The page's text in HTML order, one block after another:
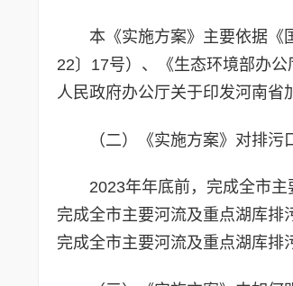
本《实施方案》主要依据《
22〕17号）、《生态环境部办
人民政府办公厅关于印发河南省
（二）《实施方案》对排
2023年年底前，完成全市
完成全市主要河流及重点湖库排
完成全市主要河流及重点湖库排